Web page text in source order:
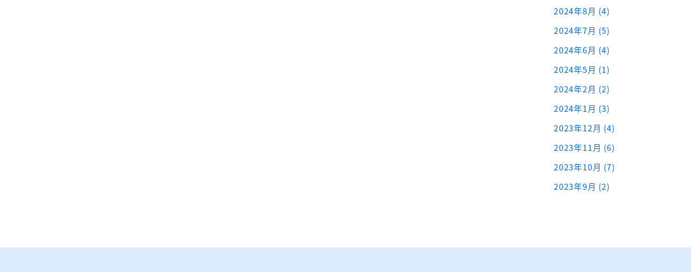
2024年8月 (4)
2024年7月 (5)
2024年6月 (4)
2024年5月 (1)
2024年2月 (2)
2024年1月 (3)
2023年12月 (4)
2023年11月 (6)
2023年10月 (7)
2023年9月 (2)